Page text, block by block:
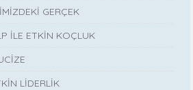
GERÇEK
İLE ETKİN KOÇLUK
LİDERLİK